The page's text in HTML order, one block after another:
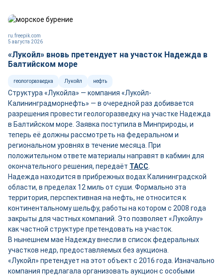
5 августа 2026
ru.freepik.com
«Лукойл» вновь претендует на участок Надежда в
Балтийском море
геологоразведка Лукойл нефть
Структура «Лукойла» — компания «Лукойл-
Калининградморнефть» — в очередной раз добивается
разрешения провести геологоразведку на участке Надежда
в Балтийском море. Заявка поступила в Минприроды, и
теперь её должны рассмотреть на федеральном и
региональном уровнях в течение месяца. При
положительном ответе материалы направят в кабмин для
окончательного решения, передаёт ТАСС
Надежда находится в прибрежных водах Калининградской
области, в пределах 12 миль от суши. Формально эта
территория, перспективная на нефть, не относится к
континентальному шельфу, работы на котором с 2008 года
закрыты для частных компаний. Это позволяет «Лукойлу»
как частной структуре претендовать на участок.
В нынешнем мае Надежду внесли в список федеральных
участков недр, предоставляемых без аукциона.
«Лукойл» претендует на этот объект с 2016 года. Изначально
компания предлагала организовать аукцион с особыми